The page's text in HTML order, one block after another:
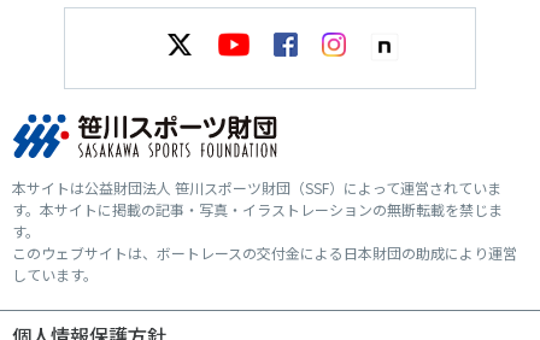
本サイトは公益財団法人 笹川スポーツ財団（SSF）によって運営されていま
す。本サイトに掲載の記事・写真・イラストレーションの無断転載を禁じま
す。
このウェブサイトは、ボートレースの交付金による日本財団の助成により運営
しています。